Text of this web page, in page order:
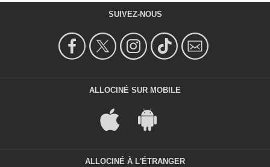
SUIVEZ-NOUS
ALLOCINÉ SUR MOBILE
ALLOCINÉ À L'ÉTRANGER